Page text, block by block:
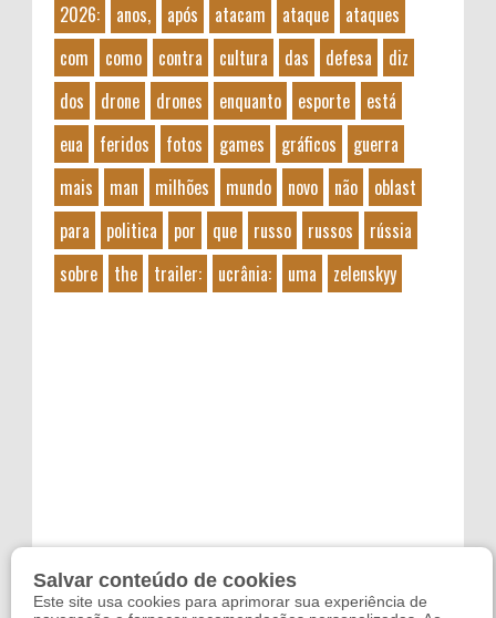
2026: anos, após atacam ataque
ataques
com
como contra cultura das defesa
diz
dos
drone drones enquanto esporte
está
eua
feridos fotos games gráficos
guerra
mais
man milhões mundo novo não
oblast
para
politica por que russo russos
rússia
sobre
the trailer: ucrânia: uma zelenskyy
Salvar conteúdo de cookies
Este site usa cookies para aprimorar sua experiência de